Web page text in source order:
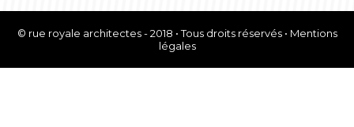
© rue royale architectes - 2018 • Tous droits réservés • Mentions
légales